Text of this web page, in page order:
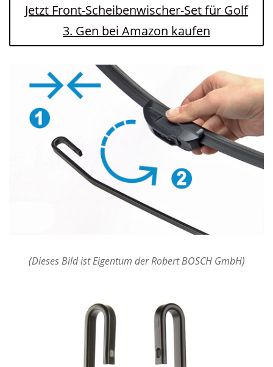
Jetzt Front-Scheibenwischer-Set für Golf
3. Gen bei Amazon kaufen
(Dieses Bild ist Eigentum der Robert BOSCH GmbH)